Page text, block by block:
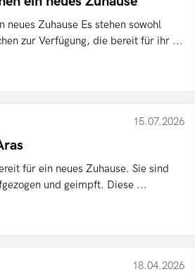
neues Zuhause Es stehen sowohl
zur Verfügung, die bereit für ihr ...
15.07.2026
für ein neues Zuhause. Sie sind
und geimpft. Diese ...
18.04.2026